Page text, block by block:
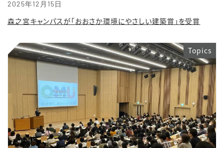
2025年12月15日
森之宮キャンパスが「おおさか環境にやさしい建築賞」を受賞
Topics